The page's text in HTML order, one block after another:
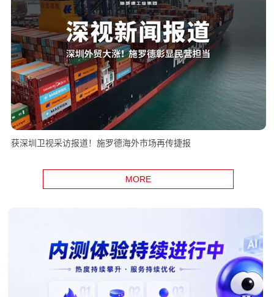
获深圳卫视采访报道！施罗德海外市场再传捷报
MORE